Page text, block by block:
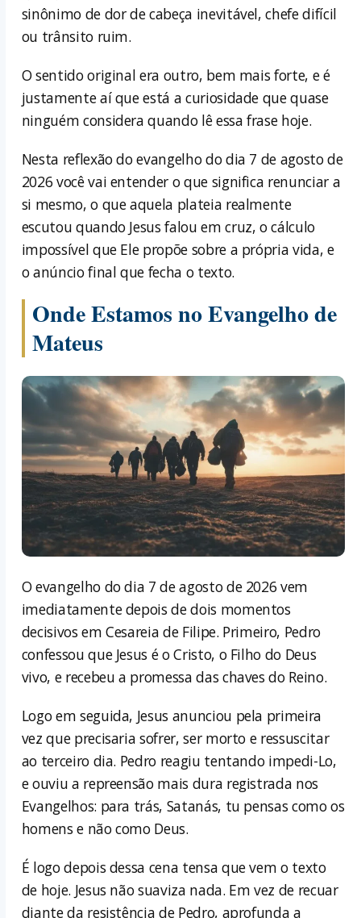
sinônimo de dor de cabeça inevitável, chefe difícil
ou trânsito ruim.
O sentido original era outro, bem mais forte, e é
justamente aí que está a curiosidade que quase
ninguém considera quando lê essa frase hoje.
Nesta reflexão do evangelho do dia 7 de agosto de
2026 você vai entender o que significa renunciar a
si mesmo, o que aquela plateia realmente
escutou quando Jesus falou em cruz, o cálculo
impossível que Ele propõe sobre a própria vida, e
o anúncio final que fecha o texto.
Onde Estamos no Evangelho de
Mateus
O evangelho do dia 7 de agosto de 2026 vem
imediatamente depois de dois momentos
decisivos em Cesareia de Filipe. Primeiro, Pedro
confessou que Jesus é o Cristo, o Filho do Deus
vivo, e recebeu a promessa das chaves do Reino.
Logo em seguida, Jesus anunciou pela primeira
vez que precisaria sofrer, ser morto e ressuscitar
ao terceiro dia. Pedro reagiu tentando impedi-Lo,
e ouviu a repreensão mais dura registrada nos
Evangelhos: para trás, Satanás, tu pensas como os
homens e não como Deus.
É logo depois dessa cena tensa que vem o texto
de hoje. Jesus não suaviza nada. Em vez de recuar
diante da resistência de Pedro, aprofunda a